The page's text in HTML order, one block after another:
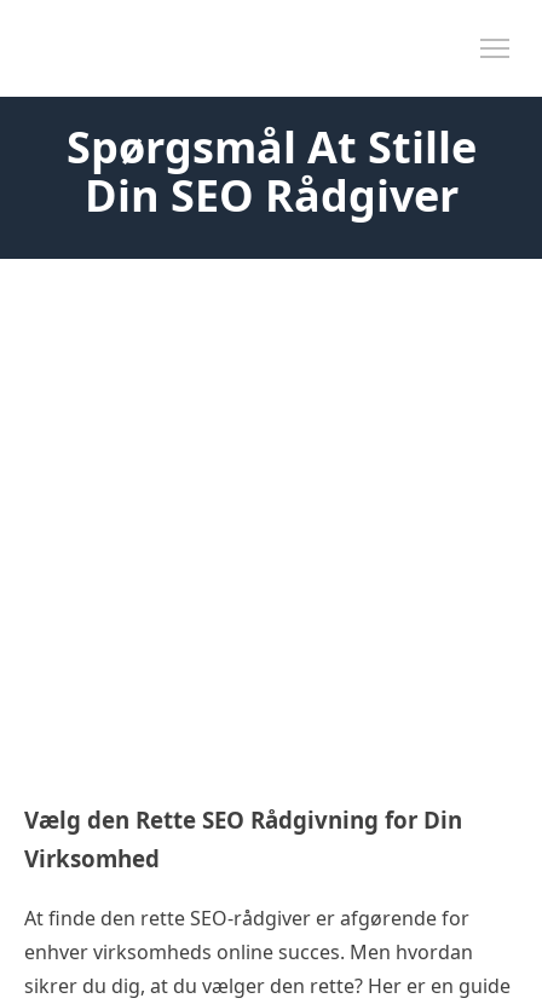
Spørgsmål At Stille
Din SEO Rådgiver
Vælg den Rette SEO Rådgivning for Din
Virksomhed
At finde den rette SEO-rådgiver er afgørende for
enhver virksomheds online succes. Men hvordan
sikrer du dig, at du vælger den rette? Her er en guide